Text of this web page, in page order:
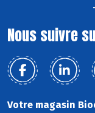
Nous suivre
Votre magasin